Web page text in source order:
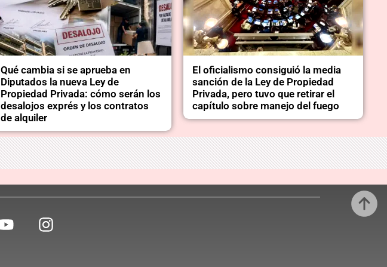
Qué cambia si se aprueba en
Diputados la nueva Ley de
Propiedad Privada: cómo serán los
desalojos exprés y los contratos
de alquiler
El oficialismo consiguió la media
sanción de la Ley de Propiedad
Privada, pero tuvo que retirar el
capítulo sobre manejo del fuego